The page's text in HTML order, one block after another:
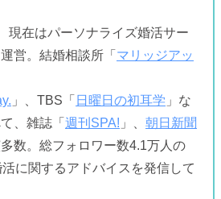
現在はパーソナライズ婚活サー
運営。結婚相談所「 マリッジアッ
」、TBS「 日曜日の初耳学 」な
、雑誌「 週刊SPA! 」、 朝日新聞
数。総フォロワー数4.1万人の
に関するアドバイスを発信して